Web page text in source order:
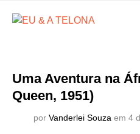
Uma Aventura na
Queen, 1951)
por Vanderlei Souza em 4